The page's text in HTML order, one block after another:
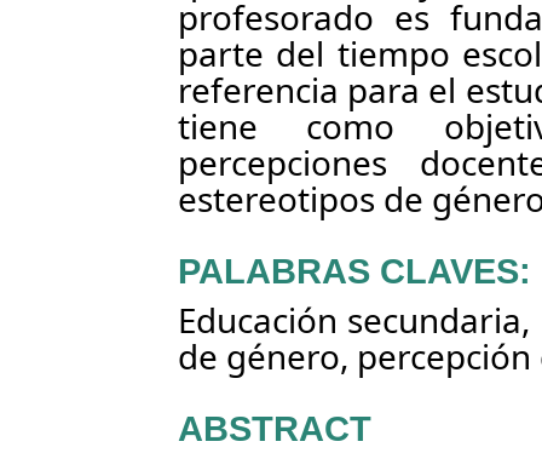
profesorado es
parte del tiempo
referencia para el
tiene como
percepciones
estereotipos de
PALABRAS CLAVES:
Educación
de género,
ABSTRACT